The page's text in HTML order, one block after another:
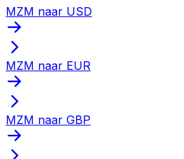
MZM naar USD
MZM naar EUR
MZM naar GBP